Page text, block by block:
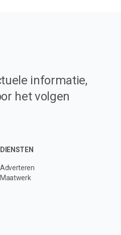
informatie,
het volgen
DIENSTEN
Adverteren
Maatwerk